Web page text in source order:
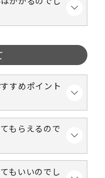
すめポイント
もらえるので
もいいのでし